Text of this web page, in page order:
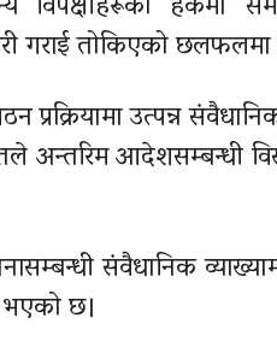
गराई तोकिएको छलफलमा
उत्पन्न
अन्तरिम आदेशसम्बन्धी
संवैधानिक
भएको छ।